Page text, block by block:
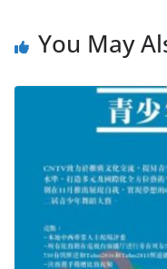
You May